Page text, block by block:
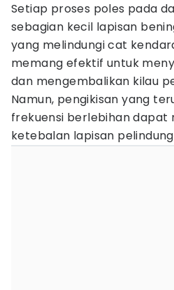
Setiap proses poles pada
sebagian kecil lapisan
yang melindungi cat
memang efektif untuk
dan mengembalikan kilau
Namun, pengikisan yang
frekuensi berlebihan dapat
ketebalan lapisan